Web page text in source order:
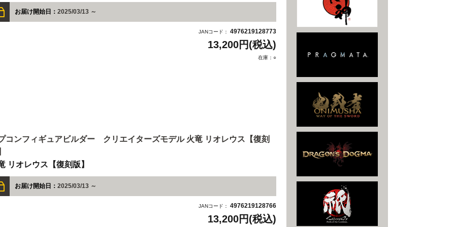
お届け開始日： 2025/03/13 ～
JANコード： 4976219128773
13,200円(税込)
在庫：○
コンフィギュアビルダー クリエイターズモデル 火竜 リオレウス【復刻
リオレウス【復刻版】
お届け開始日： 2025/03/13 ～
JANコード： 4976219128766
13,200円(税込)